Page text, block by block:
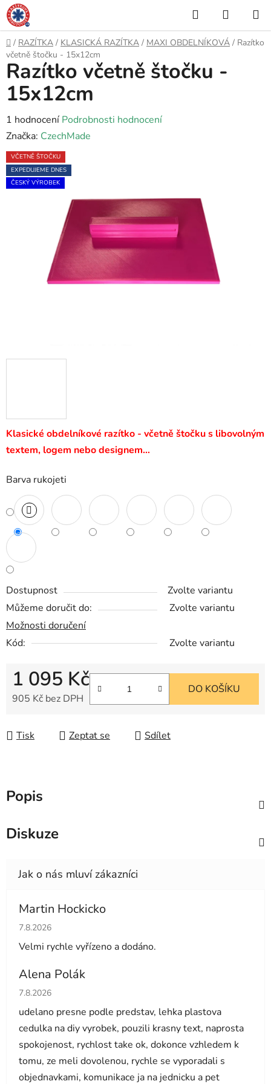
Přejít
na
obsah
Hledat
KOŠÍK
Domů
/ RAZÍTKA / KLASICKÁ RAZÍTKA / MAXI OBDELNÍKOVÁ / Razítko
včetně štočku - 15x12cm
Klasické obdelníkové razítko - včetně štočku s libovolným
textem, logem nebo designem…
Barva rukojeti
Dostupnost
Zvolte variantu
Můžeme doručit do:
Zvolte variantu
Možnosti doručení
Kód:
Zvolte variantu
1 095 Kč
905 Kč bez DPH
DO KOŠÍKU
Tisk Zeptat se Sdílet
Razítko včetně štočku -
15x12cm
Průměrné
hodnocení
produktu
je
5,0
1 hodnocení Podrobnosti hodnocení
Značka: CzechMade
VČETNĚ ŠTOČKU
EXPEDUJEME DNES
ČESKÝ VÝROBEK
Popis
Diskuze
Martin Hockicko
Hodnocení obchodu je 5 z 5 hvězdiček.
7.8.2026
Velmi rychle vyřízeno a dodáno.
Alena Polák
Hodnocení obchodu je 5 z 5 hvězdiček.
7.8.2026
udelano presne podle predstav, lehka plastova
cedulka na diy vyrobek, pouzili krasny text, naprosta
spokojenost, rychlost take ok, dokonce vzhledem k
tomu, ze meli dovolenou, rychle se vyporadali s
objednavkami, komunikace ja na jednicku a pet